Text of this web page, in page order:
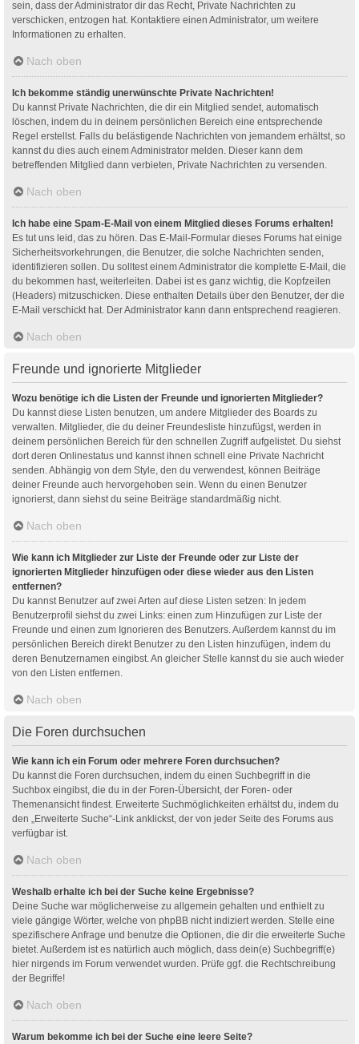
sein, dass der Administrator dir das Recht, Private Nachrichten zu
verschicken, entzogen hat. Kontaktiere einen Administrator, um weitere
Informationen zu erhalten.
Nach oben
Ich bekomme ständig unerwünschte Private Nachrichten!
Du kannst Private Nachrichten, die dir ein Mitglied sendet, automatisch
löschen, indem du in deinem persönlichen Bereich eine entsprechende
Regel erstellst. Falls du belästigende Nachrichten von jemandem erhältst, so
kannst du dies auch einem Administrator melden. Dieser kann dem
betreffenden Mitglied dann verbieten, Private Nachrichten zu versenden.
Nach oben
Ich habe eine Spam-E-Mail von einem Mitglied dieses Forums erhalten!
Es tut uns leid, das zu hören. Das E-Mail-Formular dieses Forums hat einige
Sicherheitsvorkehrungen, die Benutzer, die solche Nachrichten senden,
identifizieren sollen. Du solltest einem Administrator die komplette E-Mail, die
du bekommen hast, weiterleiten. Dabei ist es ganz wichtig, die Kopfzeilen
(Headers) mitzuschicken. Diese enthalten Details über den Benutzer, der die
E-Mail verschickt hat. Der Administrator kann dann entsprechend reagieren.
Nach oben
Freunde und ignorierte Mitglieder
Wozu benötige ich die Listen der Freunde und ignorierten Mitglieder?
Du kannst diese Listen benutzen, um andere Mitglieder des Boards zu
verwalten. Mitglieder, die du deiner Freundesliste hinzufügst, werden in
deinem persönlichen Bereich für den schnellen Zugriff aufgelistet. Du siehst
dort deren Onlinestatus und kannst ihnen schnell eine Private Nachricht
senden. Abhängig von dem Style, den du verwendest, können Beiträge
deiner Freunde auch hervorgehoben sein. Wenn du einen Benutzer
ignorierst, dann siehst du seine Beiträge standardmäßig nicht.
Nach oben
Wie kann ich Mitglieder zur Liste der Freunde oder zur Liste der
ignorierten Mitglieder hinzufügen oder diese wieder aus den Listen
entfernen?
Du kannst Benutzer auf zwei Arten auf diese Listen setzen: In jedem
Benutzerprofil siehst du zwei Links: einen zum Hinzufügen zur Liste der
Freunde und einen zum Ignorieren des Benutzers. Außerdem kannst du im
persönlichen Bereich direkt Benutzer zu den Listen hinzufügen, indem du
deren Benutzernamen eingibst. An gleicher Stelle kannst du sie auch wieder
von den Listen entfernen.
Nach oben
Die Foren durchsuchen
Wie kann ich ein Forum oder mehrere Foren durchsuchen?
Du kannst die Foren durchsuchen, indem du einen Suchbegriff in die
Suchbox eingibst, die du in der Foren-Übersicht, der Foren- oder
Themenansicht findest. Erweiterte Suchmöglichkeiten erhältst du, indem du
den „Erweiterte Suche“-Link anklickst, der von jeder Seite des Forums aus
verfügbar ist.
Nach oben
Weshalb erhalte ich bei der Suche keine Ergebnisse?
Deine Suche war möglicherweise zu allgemein gehalten und enthielt zu
viele gängige Wörter, welche von phpBB nicht indiziert werden. Stelle eine
spezifischere Anfrage und benutze die Optionen, die dir die erweiterte Suche
bietet. Außerdem ist es natürlich auch möglich, dass dein(e) Suchbegriff(e)
hier nirgends im Forum verwendet wurden. Prüfe ggf. die Rechtschreibung
der Begriffe!
Nach oben
Warum bekomme ich bei der Suche eine leere Seite?